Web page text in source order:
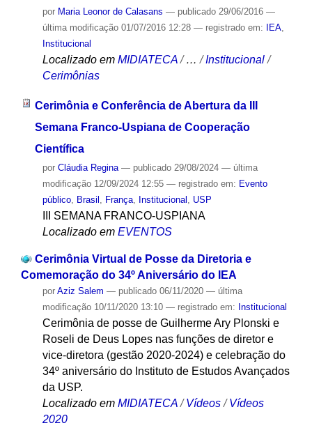
por Maria Leonor de Calasans — publicado29/06/2016 —
última modificação01/07/2016 12:28 — registrado em: IEA,
Institucional
Localizado em MIDIATECA / …/Institucional /
Cerimônias
Cerimônia e Conferência de Abertura da III
Semana Franco-Uspiana de Cooperação
Científica
por Cláudia Regina — publicado29/08/2024 — última
modificação12/09/2024 12:55 — registrado em: Evento
público, Brasil , França, Institucional , USP
III SEMANA FRANCO-USPIANA
Localizado em EVENTOS
Cerimônia Virtual de Posse da Diretoria e
Comemoração do 34º Aniversário do IEA
por Aziz Salem — publicado06/11/2020 — última
modificação10/11/2020 13:10 — registrado em: Institucional
Cerimônia de posse de Guilherme Ary Plonski e
Roseli de Deus Lopes nas funções de diretor e
vice-diretora (gestão 2020-2024) e celebração do
34º aniversário do Instituto de Estudos Avançados
da USP.
Localizado em MIDIATECA /Vídeos /Vídeos
2020